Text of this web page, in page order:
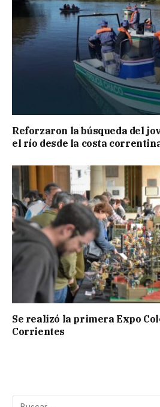
Reforzaron la búsqueda del
el río desde la costa
Se realizó la primera Expo
Corrientes